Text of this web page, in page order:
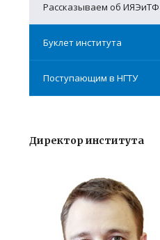
Рассказываем об ИЯЭиТФ
Буклет института
Поступающим в НГТУ
Директор института